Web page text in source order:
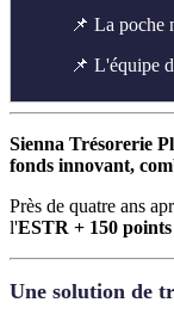
📌 La poche
📌 L'équipe
Sienna Trésorerie
fonds innovant,
Près de quatre ans
l'ESTR + 150 points
Une solution de